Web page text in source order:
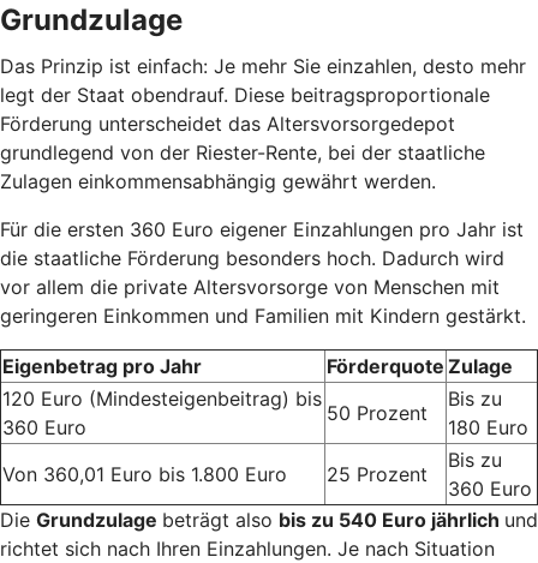
Grundzulage
Das Prinzip ist einfach: Je mehr Sie einzahlen, desto mehr
legt der Staat obendrauf. Diese beitragsproportionale
Förderung unterscheidet das Altersvorsorgedepot
grundlegend von der Riester-Rente, bei der staatliche
Zulagen einkommensabhängig gewährt werden.
Für die ersten 360 Euro eigener Einzahlungen pro Jahr ist
die staatliche Förderung besonders hoch. Dadurch wird
vor allem die private Altersvorsorge von Menschen mit
geringeren Einkommen und Familien mit Kindern gestärkt.
Eigenbetrag pro Jahr Förderquote Zulage
120 Euro (Mindesteigenbeitrag) bis
360 Euro
50 Prozent
Bis zu
180 Euro
Von 360,01 Euro bis 1.800 Euro
25 Prozent
Bis zu
360 Euro
Die Grundzulage beträgt also bis zu 540 Euro jährlich und
richtet sich nach Ihren Einzahlungen. Je nach Situation